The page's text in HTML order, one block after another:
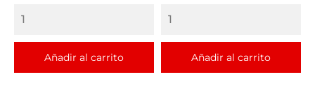
Añadir al carrito Añadir al carrito